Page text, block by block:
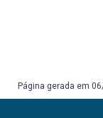
Objetivos
Instituto de
Página gerada em